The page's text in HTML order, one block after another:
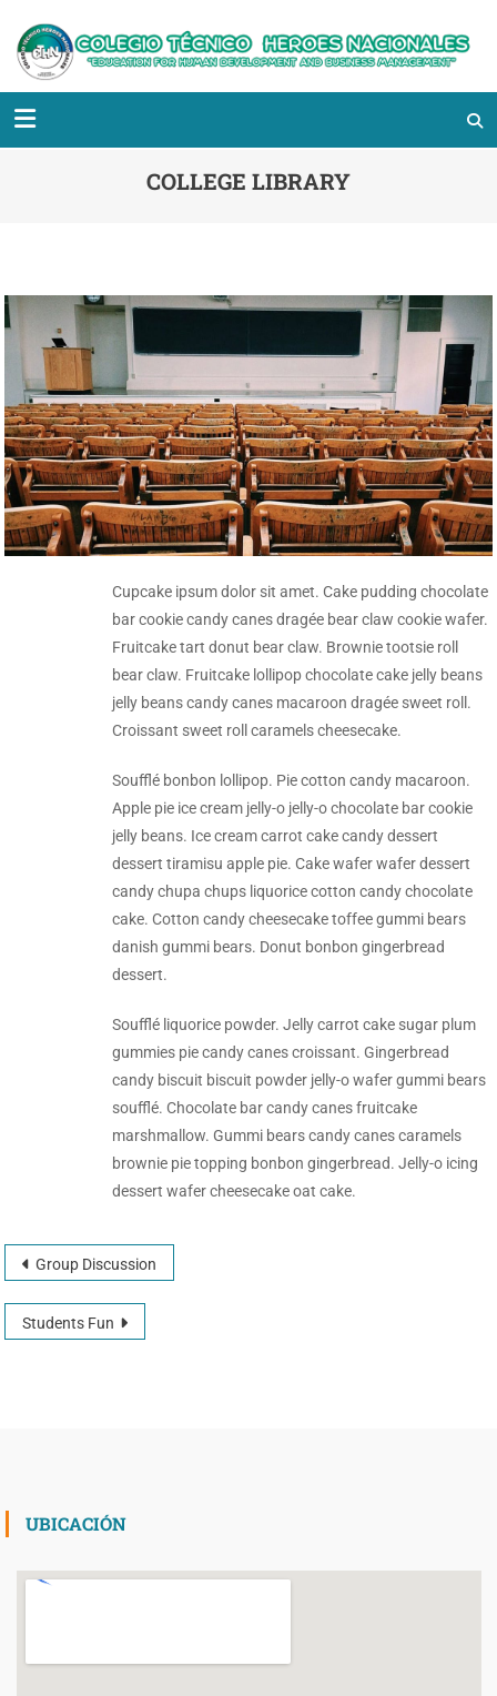
COLLEGE LIBRARY
Cupcake ipsum dolor sit amet. Cake pudding chocolate
bar cookie candy canes dragée bear claw cookie wafer.
Fruitcake tart donut bear claw. Brownie tootsie roll
bear claw. Fruitcake lollipop chocolate cake jelly beans
jelly beans candy canes macaroon dragée sweet roll.
Croissant sweet roll caramels cheesecake.
Soufflé bonbon lollipop. Pie cotton candy macaroon.
Apple pie ice cream jelly-o jelly-o chocolate bar cookie
jelly beans. Ice cream carrot cake candy dessert
dessert tiramisu apple pie. Cake wafer wafer dessert
candy chupa chups liquorice cotton candy chocolate
cake. Cotton candy cheesecake toffee gummi bears
danish gummi bears. Donut bonbon gingerbread
dessert.
Soufflé liquorice powder. Jelly carrot cake sugar plum
gummies pie candy canes croissant. Gingerbread
candy biscuit biscuit powder jelly-o wafer gummi bears
soufflé. Chocolate bar candy canes fruitcake
marshmallow. Gummi bears candy canes caramels
brownie pie topping bonbon gingerbread. Jelly-o icing
dessert wafer cheesecake oat cake.
Group Discussion
Students Fun
UBICACIÓN